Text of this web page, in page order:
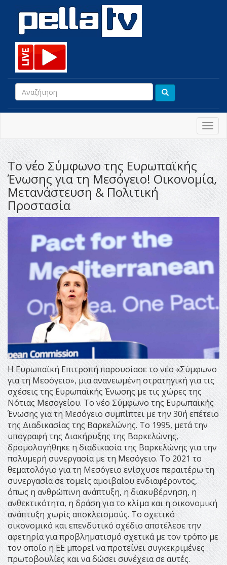
Το νέο Σύμφωνο της Ευρωπαϊκής
Ένωσης για τη Μεσόγειο! Οικονομία,
Μετανάστευση & Πολιτική
Προστασία
Η Ευρωπαϊκή Επιτροπή παρουσίασε το νέο «Σύμφωνο
για τη Μεσόγειο», μια ανανεωμένη στρατηγική για τις
σχέσεις της Ευρωπαϊκής Ένωσης με τις χώρες της
Νότιας Μεσογείου. Το νέο Σύμφωνο της Ευρωπαϊκής
Ένωσης για τη Μεσόγειο συμπίπτει με την 30ή επέτειο
της Διαδικασίας της Βαρκελώνης. Το 1995, μετά την
υπογραφή της Διακήρυξης της Βαρκελώνης,
δρομολογήθηκε η διαδικασία της Βαρκελώνης για την
πολυμερή συνεργασία με τη Μεσόγειο. Το 2021 το
θεματολόγιο για τη Μεσόγειο ενίσχυσε περαιτέρω τη
συνεργασία σε τομείς αμοιβαίου ενδιαφέροντος,
όπως η ανθρώπινη ανάπτυξη, η διακυβέρνηση, η
ανθεκτικότητα, η δράση για το κλίμα και η οικονομική
ανάπτυξη χωρίς αποκλεισμούς. Το σχετικό
οικονομικό και επενδυτικό σχέδιο αποτέλεσε την
αφετηρία για προβληματισμό σχετικά με τον τρόπο με
τον οποίο η ΕΕ μπορεί να προτείνει συγκεκριμένες
πρωτοβουλίες και να δώσει συνέχεια σε αυτές.